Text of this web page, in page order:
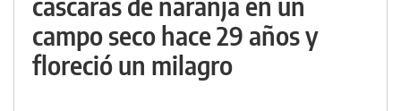
campo seco hace 29 años y
floreció un milagro